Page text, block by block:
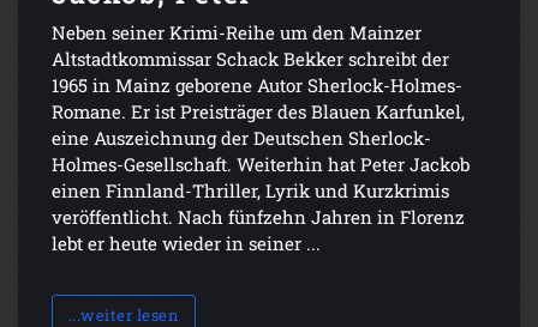
Neben seiner Krimi-Reihe um den Mainzer
Altstadtkommissar Schack Bekker schreibt der
1965 in Mainz geborene Autor Sherlock-Holmes-
Romane. Er ist Preisträger des Blauen Karfunkel,
eine Auszeichnung der Deutschen Sherlock-
Holmes-Gesellschaft. Weiterhin hat Peter Jackob
einen Finnland-Thriller, Lyrik und Kurzkrimis
veröffentlicht. Nach fünfzehn Jahren in Florenz
lebt er heute wieder in seiner ...
...weiter lesen